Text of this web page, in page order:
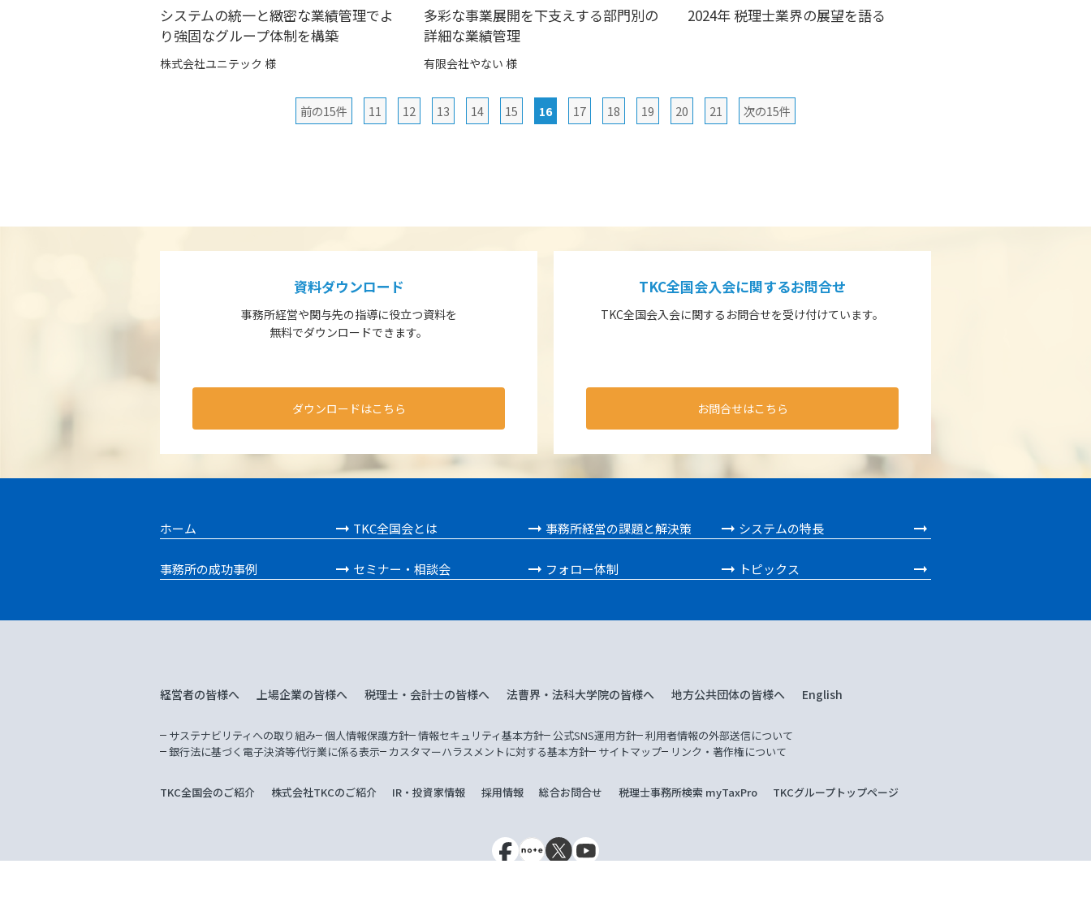
システムの統一と緻密な業績管理でよ
り強固なグループ体制を構築
株式会社ユニテック 様
多彩な事業展開を下支えする部門別の
詳細な業績管理
有限会社やない 様
2024年 税理士業界の展望を語る
前の15件 11 12 13 14 15 16 17 18 19 20 21 次の15件
資料ダウンロード
事務所経営や関与先の指導に役立つ資料を
無料でダウンロードできます。
ダウンロードはこちら
TKC全国会入会に関するお問合せ
TKC全国会入会に関するお問合せを受け付けています。
お問合せはこちら
ホーム TKC全国会とは 事務所経営の課題と解決策 システムの特長
事務所の成功事例 セミナー・相談会 フォロー体制 トピックス
経営者の皆様へ 上場企業の皆様へ 税理士・会計士の皆様へ 法曹界・法科大学院の皆様へ 地方公共団体の皆様へ English
サステナビリティへの取り組み 個人情報保護方針 情報セキュリティ基本方針 公式SNS運用方針 利用者情報の外部送信について
銀行法に基づく電子決済等代行業に係る表示
カスタマーハラスメントに対する基本方針 サイトマップ リンク・著作権について
TKC全国会のご紹介 株式会社TKCのご紹介 IR・投資家情報 採用情報 総合お問合せ 税理士事務所検索 myTaxPro TKCグループトップページ